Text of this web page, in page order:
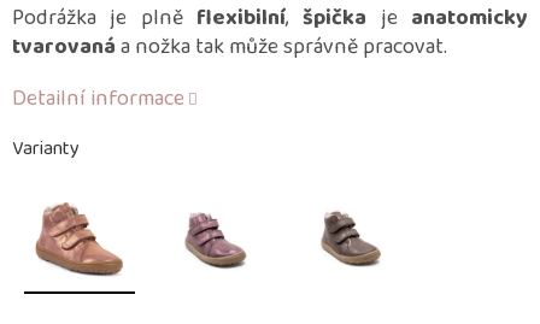
Varianty
Podrážka je plně flexibilní,špička je anatomicky
tvarovanáa nožka tak může správně pracovat.
Detailní informace